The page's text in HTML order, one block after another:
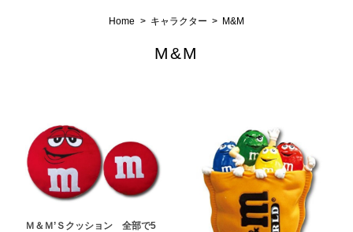
Home キャラクター M&M
M&M
Ｍ＆Ｍ’Ｓクッション 全部で5